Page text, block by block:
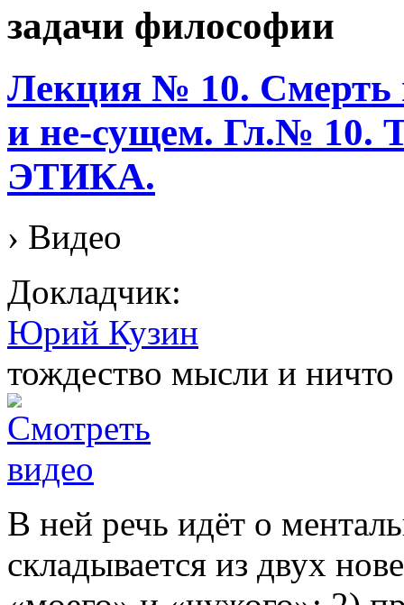
задачи философии
Лекция № 10. Смерть
и не-сущем. Гл.№
ЭТИКА.
› Видео
Докладчик:
Юрий Кузин
тождество мысли и ничто
В ней речь идёт о
складывается из двух